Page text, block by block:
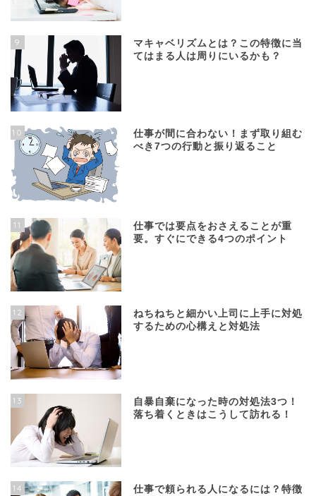
9
マキャベリズムとは？この特徴に当
てはまる人は周りにいるかも？
10
仕事が間に合わない！まず取り組む
べき7つの行動と振り返ること
11
仕事では要点をおさえることが重
要。すぐにできる4つのポイント
12
ねちねちと細かい上司に上手に対処
するための心構えと対処法
13
自暴自棄になった時の対処法3つ！
落ち着くときはこうして訪れる！
14
仕事で頼られる人になるには？特徴